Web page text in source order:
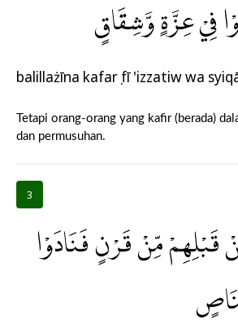
فِيْ عِزَّةٍ وَّشِقَاقٍ
balillażīna kafarụ fī 'izzatiw wa
Tetapi orang-orang yang kafir (berada)
dan permusuhan.
3
قَبْلِهِمْ مِّنْ قَرْنٍ فَنَادَوْا